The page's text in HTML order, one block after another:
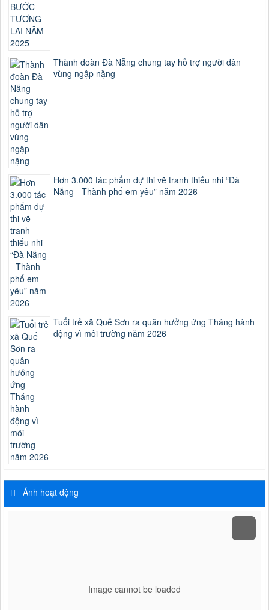
Thành đoàn Đà Nẵng chung tay hỗ trợ người dân
vùng ngập nặng
Hơn 3.000 tác phẩm dự thi vẽ tranh thiếu nhi “Đà
Nẵng - Thành phố em yêu” năm 2026
Tuổi trẻ xã Quế Sơn ra quân hưởng ứng Tháng hành
động vì môi trường năm 2026
Ảnh hoạt động
Image cannot be loaded